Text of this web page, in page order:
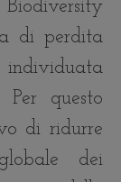
di perdita
individuata
Per questo
di ridurre
dei